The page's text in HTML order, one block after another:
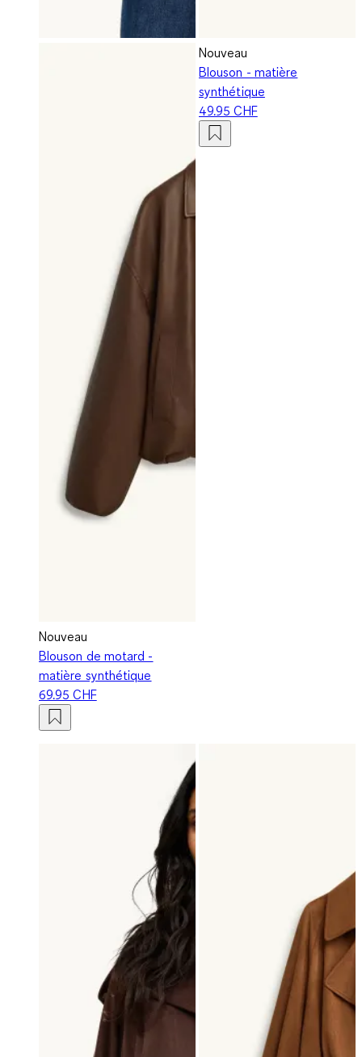
Nouveau
Blouson de motard -
matière synthétique
69.95 CHF
Nouveau
Blouson - matière
synthétique
49.95 CHF